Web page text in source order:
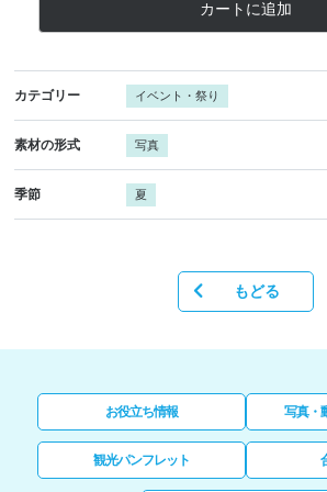
カートに追加
カテゴリー イベント・祭り
素材の形式 写真
季節 夏
もどる
お役立ち情報 写真・
観光パンフレット